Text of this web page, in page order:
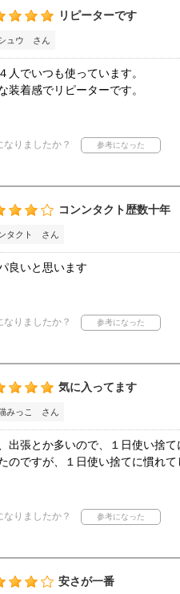
リピーターです
ュウ さん
人でいつも使っています。
装着感でリピーターです。
なりましたか？
コンンタクト歴数十年
タクト さん
良いと思います
なりましたか？
気に入ってます
みっこ さん
出張とか多いので、１日使い捨
のですが、１日使い捨てに慣れ
なりましたか？
安さが一番